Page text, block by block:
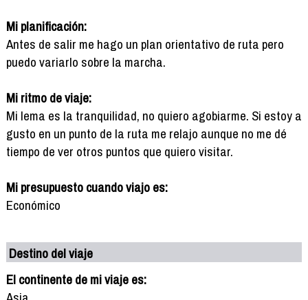
Mi planificación:
Antes de salir me hago un plan orientativo de ruta pero
puedo variarlo sobre la marcha.
Mi ritmo de viaje:
Mi lema es la tranquilidad, no quiero agobiarme. Si estoy a
gusto en un punto de la ruta me relajo aunque no me dé
tiempo de ver otros puntos que quiero visitar.
Mi presupuesto cuando viajo es:
Económico
Destino del viaje
El continente de mi viaje es: